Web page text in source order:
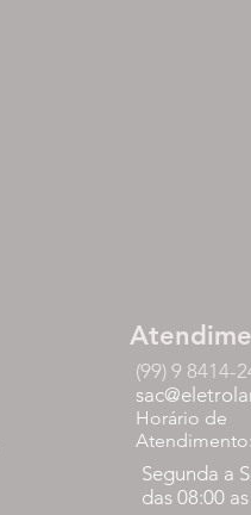
(99) 9 8414-
Horário de
Atendimento:
Segunda a
das 08:00